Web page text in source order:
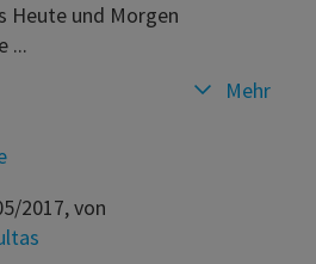
2017, von
Heute und Morgen
...
Mehr